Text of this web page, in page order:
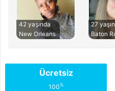
42 yaşında
New Orleans
27
Baton
Ücretsiz
100%